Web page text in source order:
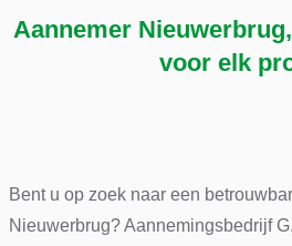
Aannemer
voor elk
Bent u op zoek naar een
Nieuwerbrug? Aannemingsbedrijf